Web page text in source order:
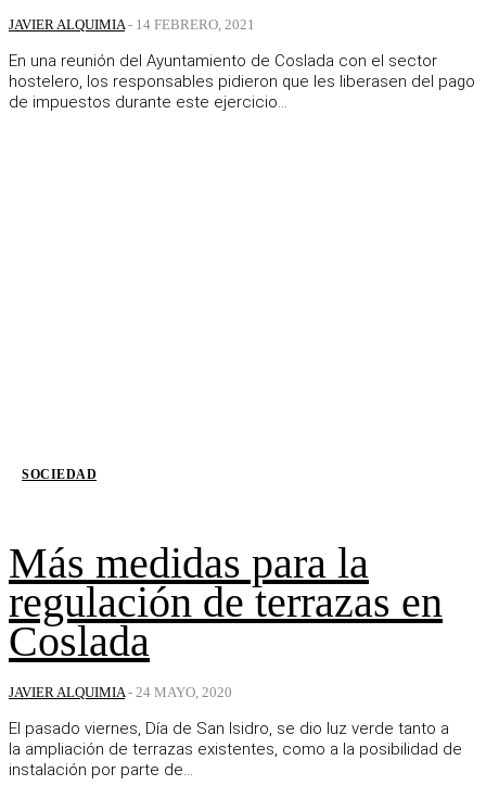
JAVIER ALQUIMIA - 14 FEBRERO, 2021
En una reunión del Ayuntamiento de Coslada con el sector
hostelero, los responsables pidieron que les liberasen del pago
de impuestos durante este ejercicio...
SOCIEDAD
Más medidas para la
regulación de terrazas en
Coslada
JAVIER ALQUIMIA - 24 MAYO, 2020
El pasado viernes, Día de San Isidro, se dio luz verde tanto a
la ampliación de terrazas existentes, como a la posibilidad de
instalación por parte de...